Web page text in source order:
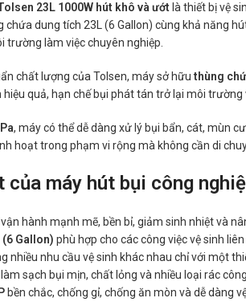
23L 1000W hút khô và ướt là thiết bị vệ
dung tích 23L (6 Gallon) cùng khả năng
trường làm việc chuyên nghiệp.
chất lượng của Tolsen, máy sở hữuthùng
quả, hạn chế bụi phát tán trở lại môi
, máy có thể dễ dàng xử lý bụi bẩn, cát, mùn
hoạt trong phạm vi rộng mà không cần di
của máy hút bụi công
vận hành mạnh mẽ, bền bỉ, giảm sinh nhiệt và
Gallon) phù hợp cho các công việc vệ sinh
nhiều nhu cầu vệ sinh khác nhau chỉ với một
sạch bụi mịn, chất lỏng và nhiều loại rác
bền chắc, chống gỉ, chống ăn mòn và dễ dàng